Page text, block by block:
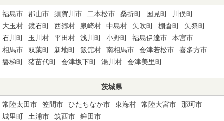
福島市 郡山市 須賀川市 二本松市 桑折町 国見町
川俣町
大玉村
鏡石町 西郷村 泉崎村 中島村 矢吹町 棚倉町
矢祭町
石川町
玉川村 平田村 浅川町 小野町 福島伊達市
本宮市
相馬市
双葉町 新地町 飯舘村 南相馬市 会津若松市
喜多方市
磐梯町
猪苗代町 会津坂下町 湯川村 会津美里町
茨城県
常陸太田市 笠間市 ひたちなか市 東海村 常陸大宮市
那珂市
城里町
土浦市 筑西市 鉾田市